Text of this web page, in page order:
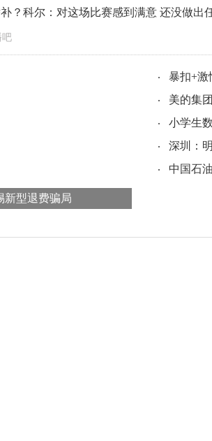
？科尔：对这场比赛感到满意 还没做出
吧
新型退费骗局
暴扣+激
美的集
深圳：
中国石